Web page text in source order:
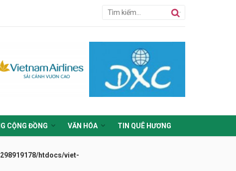
CỘNG ĐỒNG VĂN HÓA TIN QUÊ HƯƠNG
htdocs/viet-